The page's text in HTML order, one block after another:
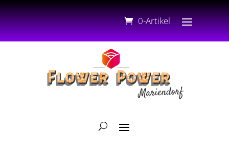
0-Artikel